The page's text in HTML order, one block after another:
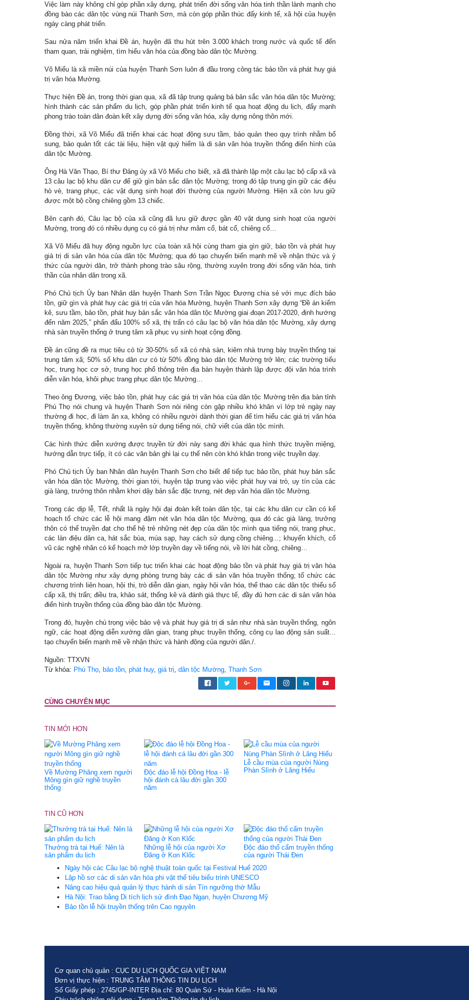
Việc làm này không chỉ góp phần xây dựng, phát triển đời sống văn hóa tinh thần lành mạnh cho
đồng bào các dân tộc vùng núi Thanh Sơn, mà còn góp phần thúc đẩy kinh tế, xã hội của huyện
ngày càng phát triển.
Sau nửa năm triển khai Đề án, huyện đã thu hút trên 3.000 khách trong nước và quốc tế đến
tham quan, trải nghiệm, tìm hiểu văn hóa của đồng bào dân tộc Mường.
Võ Miếu là xã miền núi của huyện Thanh Sơn luôn đi đầu trong công tác bảo tồn và phát huy giá
trị văn hóa Mường.
Thực hiện Ðề án, trong thời gian qua, xã đã tập trung quảng bá bản sắc văn hóa dân tộc Mường;
hình thành các sản phẩm du lịch, góp phần phát triển kinh tế qua hoạt động du lịch, đẩy mạnh
phong trào toàn dân đoàn kết xây dựng đời sống văn hóa, xây dựng nông thôn mới.
Đồng thời, xã Võ Miếu đã triển khai các hoạt động sưu tầm, bảo quản theo quy trình nhằm bổ
sung, bảo quản tốt các tài liệu, hiện vật quý hiếm là di sản văn hóa truyền thống điển hình của
dân tộc Mường.
Ông Hà Văn Thạo, Bí thư Đảng ủy xã Võ Miếu cho biết, xã đã thành lập một câu lạc bộ cấp xã và
13 câu lạc bộ khu dân cư để giữ gìn bản sắc dân tộc Mường; trong đó tập trung gìn giữ các điệu
hò vè, trang phục, các vật dụng sinh hoạt đời thường của người Mường. Hiện xã còn lưu giữ
được một bộ cồng chiêng gồm 13 chiếc.
Bên cạnh đó, Câu lạc bộ của xã cũng đã lưu giữ được gần 40 vật dụng sinh hoạt của người
Mường, trong đó có nhiều dụng cụ có giá trị như mâm cổ, bát cổ, chiêng cổ…
Xã Võ Miếu đã huy động nguồn lực của toàn xã hội cùng tham gia gìn giữ, bảo tồn và phát huy
giá trị di sản văn hóa của dân tộc Mường; qua đó tạo chuyển biến mạnh mẽ về nhận thức và ý
thức của người dân, trở thành phong trào sâu rộng, thường xuyên trong đời sống văn hóa, tinh
thần của nhân dân trong xã.
Phó Chủ tịch Ủy ban Nhân dân huyện Thanh Sơn Trần Ngọc Ðương chia sẻ với mục đích bảo
tồn, giữ gìn và phát huy các giá trị của văn hóa Mường, huyện Thanh Sơn xây dựng “Ðề án kiểm
kê, sưu tầm, bảo tồn, phát huy bản sắc văn hóa dân tộc Mường giai đoạn 2017-2020, định hướng
đến năm 2025,” phấn đấu 100% số xã, thị trấn có câu lạc bộ văn hóa dân tộc Mường, xây dựng
nhà sàn truyền thống ở trung tâm xã phục vụ sinh hoạt cộng đồng.
Đề án cũng đề ra mục tiêu có từ 30-50% số xã có nhà sàn, kiêm nhà trưng bày truyền thống tại
trung tâm xã; 50% số khu dân cư có từ 50% đồng bào dân tộc Mường trở lên; các trường tiểu
học, trung học cơ sở, trung học phổ thông trên địa bàn huyện thành lập được đội văn hóa trình
diễn văn hóa, khôi phục trang phục dân tộc Mường…
Theo ông Đương, việc bảo tồn, phát huy các giá trị văn hóa của dân tộc Mường trên địa bàn tỉnh
Phú Thọ nói chung và huyện Thanh Sơn nói riêng còn gặp nhiều khó khăn vì lớp trẻ ngày nay
thường đi học, đi làm ăn xa, không có nhiều người dành thời gian để tìm hiểu các giá trị văn hóa
truyền thống, không thường xuyên sử dụng tiếng nói, chữ viết của dân tộc mình.
Các hình thức diễn xướng được truyền từ đời này sang đời khác qua hình thức truyền miệng,
hướng dẫn trực tiếp, ít có các văn bản ghi lại cụ thể nên còn khó khăn trong việc truyền dạy.
Phó Chủ tịch Ủy ban Nhân dân huyện Thanh Sơn cho biết để tiếp tục bảo tồn, phát huy bản sắc
văn hóa dân tộc Mường, thời gian tới, huyện tập trung vào việc phát huy vai trò, uy tín của các
già làng, trưởng thôn nhằm khơi dậy bản sắc đặc trưng, nét đẹp văn hóa dân tộc Mường.
Trong các dịp lễ, Tết, nhất là ngày hội đại đoàn kết toàn dân tộc, tại các khu dân cư cần có kế
hoạch tổ chức các lễ hội mang đậm nét văn hóa dân tộc Mường, qua đó các già làng, trưởng
thôn có thể truyền đạt cho thế hệ trẻ những nét đẹp của dân tộc mình qua tiếng nói, trang phục,
các làn điệu dân ca, hát sắc bùa, múa sạp, hay cách sử dụng cồng chiêng...; khuyến khích, cổ
vũ các nghệ nhân có kế hoạch mở lớp truyền dạy về tiếng nói, về lời hát cồng, chiêng…
Ngoài ra, huyện Thanh Sơn tiếp tục triển khai các hoạt động bảo tồn và phát huy giá trị văn hóa
dân tộc Mường như xây dựng phòng trưng bày các di sản văn hóa truyền thống; tổ chức các
chương trình liên hoan, hội thi, trò diễn dân gian, ngày hội văn hóa, thể thao các dân tộc thiểu số
cấp xã, thị trấn; điều tra, khảo sát, thống kê và đánh giá thực tế, đầy đủ hơn các di sản văn hóa
điển hình truyền thống của đồng bào dân tộc Mường.
Trong đó, huyện chú trọng việc bảo vệ và phát huy giá trị di sản như nhà sàn truyền thống, ngôn
ngữ, các hoạt động diễn xướng dân gian, trang phục truyền thống, công cụ lao động sản suất...
tạo chuyển biến mạnh mẽ về nhận thức và hành động của người dân./.
Nguồn: TTXVN
Từ khóa: Phú Thọ, bảo tồn, phát huy, giá trị, dân tộc Mường, Thanh Sơn
CÙNG CHUYÊN MỤC
TIN MỚI HƠN
Về Mường Phăng xem người
Mông gìn giữ nghề truyền
thống
Độc đáo lễ hội Đồng Hoa - lễ
hội đánh cá lâu đời gần 300
năm
Lễ cầu mùa của người Nùng
Phàn Slình ở Lăng Hiếu
TIN CŨ HƠN
Thưởng trà tại Huế: Nên là
sản phẩm du lịch
Những lễ hội của người Xơ
Đăng ở Kon Klốc
Độc đáo thổ cẩm truyền thống
của người Thái Đen
Ngày hội các Câu lạc bộ nghệ thuật toàn quốc tại Festival Huế 2020
Lập hồ sơ các di sản văn hóa phi vật thể tiêu biểu trình UNESCO
Nâng cao hiệu quả quản lý thực hành di sản Tín ngưỡng thờ Mẫu
Hà Nội: Trao bằng Di tích lịch sử đình Đạo Ngạn, huyện Chương Mỹ
Bảo tồn lễ hội truyền thống trên Cao nguyên
Cơ quan chủ quản : CỤC DU LỊCH QUỐC GIA VIỆT NAM
Đơn vị thực hiện : TRUNG TÂM THÔNG TIN DU LỊCH
Số Giấy phép : 2745/GP-INTER Địa chỉ: 80 Quán Sứ - Hoàn Kiếm - Hà Nội